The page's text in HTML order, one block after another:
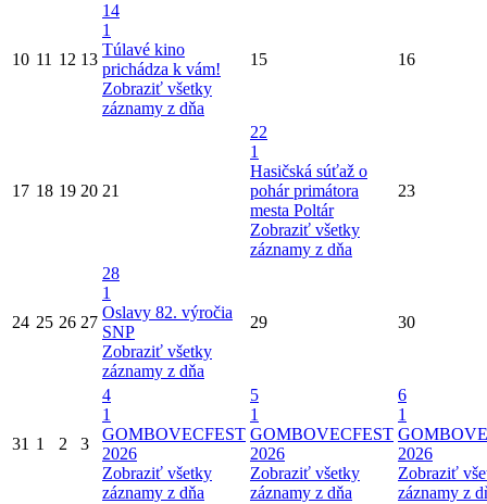
10 11 12 13
14
1
Túlavé kino
prichádza k vám!
Zobraziť všetky
záznamy z dňa
15 16
17 18 19 20 21
22
1
Hasičská súťaž o
pohár primátora
mesta Poltár
Zobraziť všetky
záznamy z dňa
23
24 25 26 27
28
1
Oslavy 82. výročia
SNP
Zobraziť všetky
záznamy z dňa
29 30
31 1 2 3
4
1
GOMBOVECFEST
2026
Zobraziť všetky
záznamy z dňa
5
1
GOMBOVECFEST
2026
Zobraziť všetky
záznamy z dňa
6
1
2026
Zobraziť
záznamy z